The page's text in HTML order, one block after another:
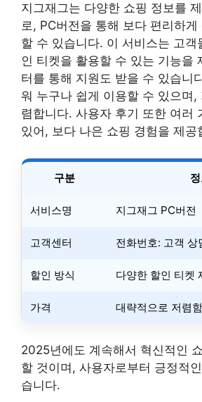
지그재그는 다양한 쇼핑 정보를
로, PC버전을 통해 보다 편리하게
할 수 있습니다. 이 서비스는 고객
인 티켓을 활용할 수 있는 기능을
터를 통해 지원도 받을 수 있습니
워 누구나 쉽게 이용할 수 있으며,
렴합니다. 사용자 후기 또한 여러
있어, 보다 나은 쇼핑 경험을 제공
구분
서비스명 지그재그 PC버전
고객센터 전화번호: 고객 상
할인 방식 다양한 할인 티켓
가격 대략적으로 저렴함
2025년에도 계속해서 혁신적인
할 것이며, 사용자로부터 긍정적
습니다.